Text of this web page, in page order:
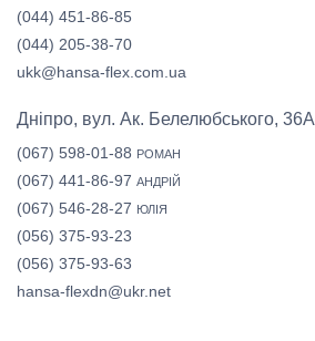
(044) 451-86-85
(044) 205-38-70
ukk@hansa-flex.com.ua
Дніпро, вул. Ак. Белелюбського, 36А
(067) 598-01-88 РОМАН
(067) 441-86-97 АНДРІЙ
(067) 546-28-27 ЮЛІЯ
(056) 375-93-23
(056) 375-93-63
hansa-flexdn@ukr.net